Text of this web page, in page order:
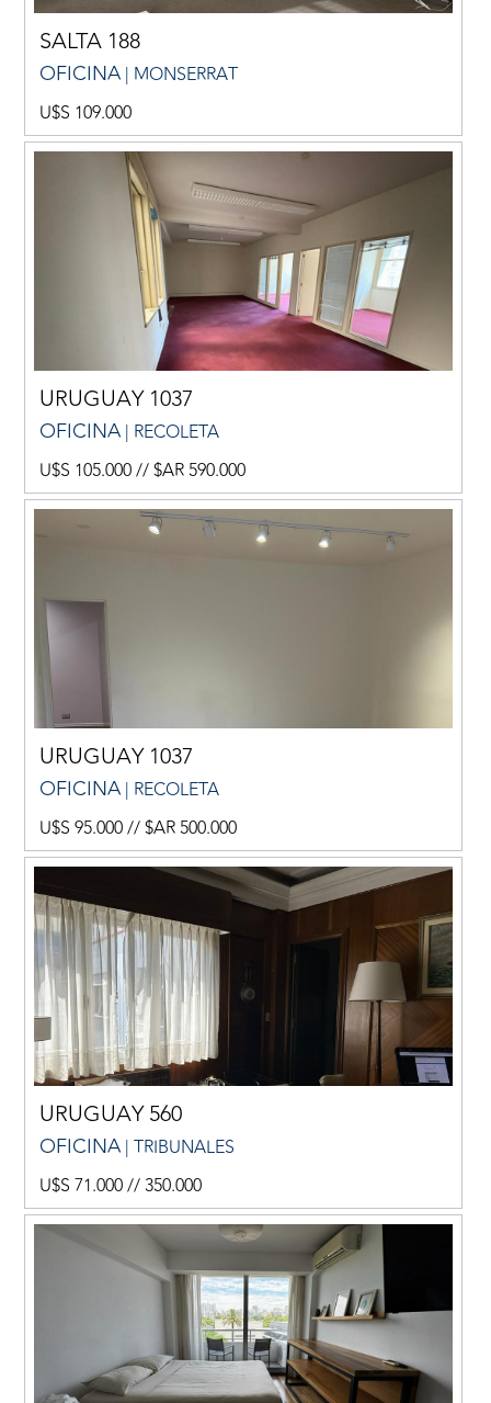
SALTA 188
OFICINA | MONSERRAT
U$S 109.000
URUGUAY 1037
OFICINA | RECOLETA
U$S 105.000 // $AR 590.000
URUGUAY 1037
OFICINA | RECOLETA
U$S 95.000 // $AR 500.000
URUGUAY 560
OFICINA | TRIBUNALES
U$S 71.000 // 350.000